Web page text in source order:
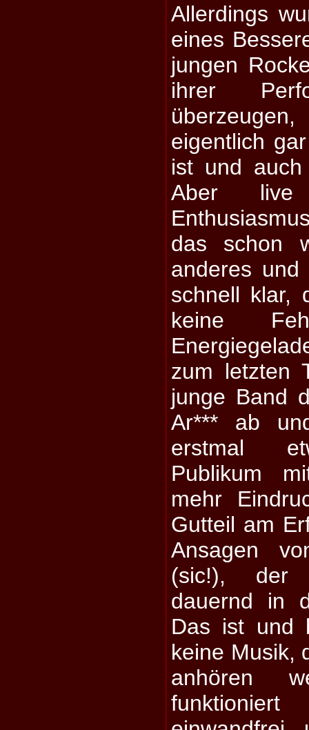
Allerdings
eines
jungen
ihrer
eigentlich
ist und
Aber
das schon
anderes
schnell klar,
keine
zum letzten
junge Band
Ar*** ab
erstmal
Publikum
mehr
Gutteil am
Ansagen
(sic!), der
dauernd in
Das ist und
keine Musik,
anhören